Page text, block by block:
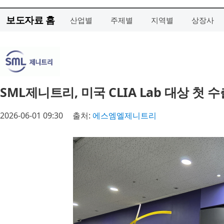
보도자료 홈 산업별 주제별 지역별 상장사
SML제니트리, 미국 CLIA Lab 대상 첫
2026-06-01 09:30 출처: 에스엠엘제니트리